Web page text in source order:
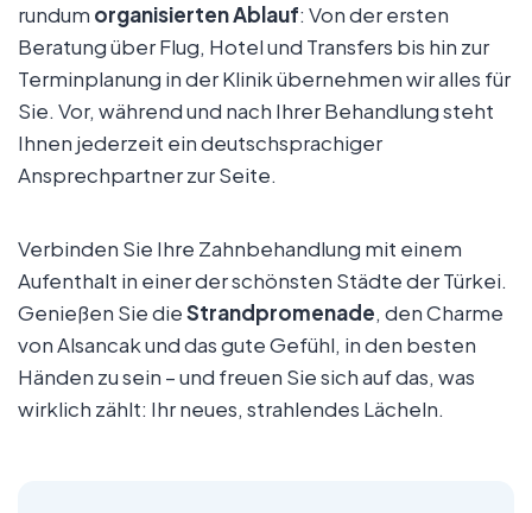
rundum organisierten Ablauf: Von der ersten
Beratung über Flug, Hotel und Transfers bis hin zur
Terminplanung in der Klinik übernehmen wir alles für
Sie. Vor, während und nach Ihrer Behandlung steht
Ihnen jederzeit ein deutschsprachiger
Ansprechpartner zur Seite.
Verbinden Sie Ihre Zahnbehandlung mit einem
Aufenthalt in einer der schönsten Städte der Türkei.
Genießen Sie dieStrandpromenade, den Charme
von Alsancak und das gute Gefühl, in den besten
Händen zu sein – und freuen Sie sich auf das, was
wirklich zählt: Ihr neues, strahlendes Lächeln.